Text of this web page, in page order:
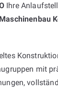
Ihre
Maschinenbau
mit